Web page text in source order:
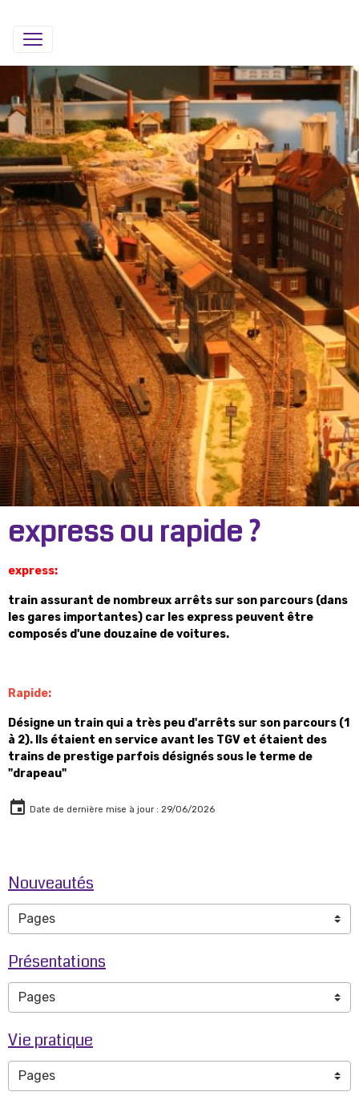
express ou rapide ?
express:
train assurant de nombreux arrêts sur son parcours (dans
les gares importantes) car les express peuvent être
composés d'une douzaine de voitures.
Rapide:
Désigne un train qui a très peu d'arrêts sur son parcours (1
à 2). Ils étaient en service avant les TGV et étaient des
trains de prestige parfois désignés sous le terme de
"drapeau"
Date de dernière mise à jour : 29/06/2026
Nouveautés
Présentations
Vie pratique